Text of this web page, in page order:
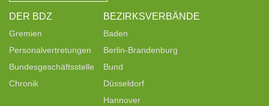
DER BDZ
Gremien
Personalvertretungen
Bundesgeschäftsstelle
Chronik
BEZIRKSVERBÄNDE
Baden
Berlin-Brandenburg
Bund
Düsseldorf
Hannover